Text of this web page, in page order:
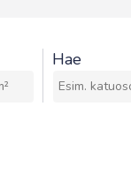
Hae